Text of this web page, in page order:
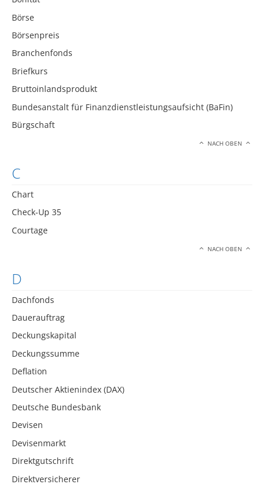
Börse
Börsenpreis
Branchenfonds
Briefkurs
Bruttoinlandsprodukt
Bundesanstalt für Finanzdienstleistungsaufsicht (BaFin)
Bürgschaft
NACH OBEN
C
Chart
Check-Up 35
Courtage
NACH OBEN
D
Dachfonds
Dauerauftrag
Deckungskapital
Deckungssumme
Deflation
Deutscher Aktienindex (DAX)
Deutsche Bundesbank
Devisen
Devisenmarkt
Direktgutschrift
Direktversicherer